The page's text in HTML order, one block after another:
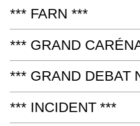
*** FARN ***
*** GRAND
*** GRAND DEBAT
*** INCIDENT ***